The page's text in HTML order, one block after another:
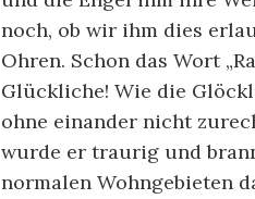
noch, ob wir ihm dies
Ohren. Schon das Wort
Glückliche! Wie die
ohne einander nicht
wurde er traurig und
normalen Wohngebieten